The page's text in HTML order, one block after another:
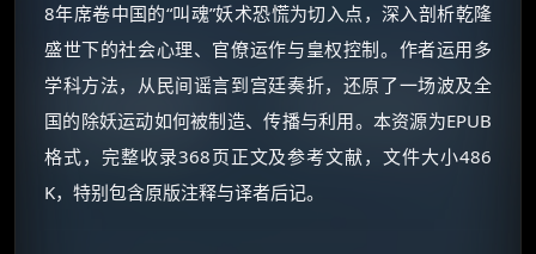
8年席卷中国的“叫魂”妖术恐慌为切入点，深入剖析乾隆
盛世下的社会心理、官僚运作与皇权控制。作者运用多
学科方法，从民间谣言到宫廷奏折，还原了一场波及全
国的除妖运动如何被制造、传播与利用。本资源为EPUB
格式，完整收录368页正文及参考文献，文件大小486
K，特别包含原版注释与译者后记。